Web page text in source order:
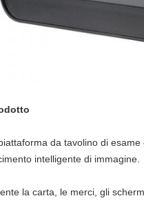
da tavolino di
intelligente di immagine.
la carta, le merci, gli